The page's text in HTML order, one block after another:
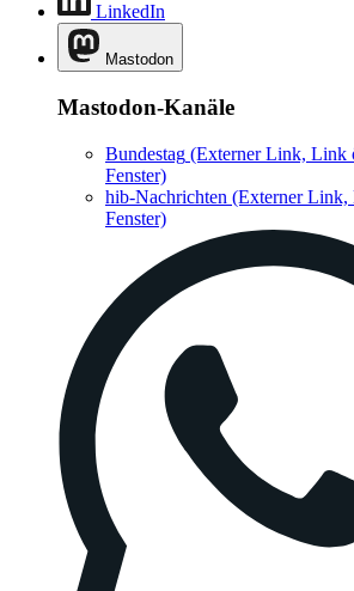
LinkedIn
Mastodon
Mastodon-Kanäle
Bundestag (Externer Link, Link
Fenster)
hib-Nachrichten (Externer Link,
Fenster)